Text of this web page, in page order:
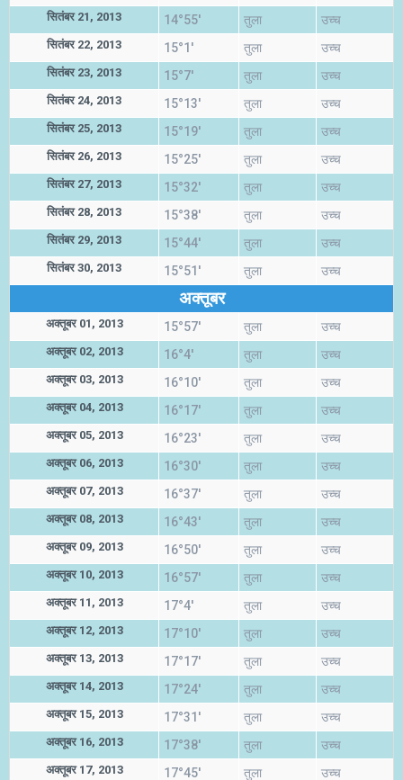
सितंबर 21, 2013 14°55' तुला उच्च
सितंबर 22, 2013 15°1' तुला उच्च
सितंबर 23, 2013 15°7' तुला उच्च
सितंबर 24, 2013 15°13' तुला उच्च
सितंबर 25, 2013 15°19' तुला उच्च
सितंबर 26, 2013 15°25' तुला उच्च
सितंबर 27, 2013 15°32' तुला उच्च
सितंबर 28, 2013 15°38' तुला उच्च
सितंबर 29, 2013 15°44' तुला उच्च
सितंबर 30, 2013 15°51' तुला उच्च
अक्तूबर
अक्तूबर 01, 2013 15°57' तुला उच्च
अक्तूबर 02, 2013 16°4' तुला उच्च
अक्तूबर 03, 2013 16°10' तुला उच्च
अक्तूबर 04, 2013 16°17' तुला उच्च
अक्तूबर 05, 2013 16°23' तुला उच्च
अक्तूबर 06, 2013 16°30' तुला उच्च
अक्तूबर 07, 2013 16°37' तुला उच्च
अक्तूबर 08, 2013 16°43' तुला उच्च
अक्तूबर 09, 2013 16°50' तुला उच्च
अक्तूबर 10, 2013 16°57' तुला उच्च
अक्तूबर 11, 2013 17°4' तुला उच्च
अक्तूबर 12, 2013 17°10' तुला उच्च
अक्तूबर 13, 2013 17°17' तुला उच्च
अक्तूबर 14, 2013 17°24' तुला उच्च
अक्तूबर 15, 2013 17°31' तुला उच्च
अक्तूबर 16, 2013 17°38' तुला उच्च
अक्तूबर 17, 2013 17°45' तुला उच्च